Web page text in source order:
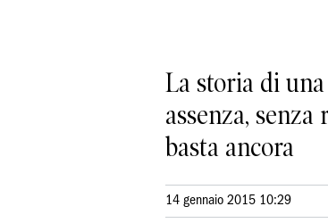
La storia di
assenza,
basta ancora
14 gennaio 2015 10:29